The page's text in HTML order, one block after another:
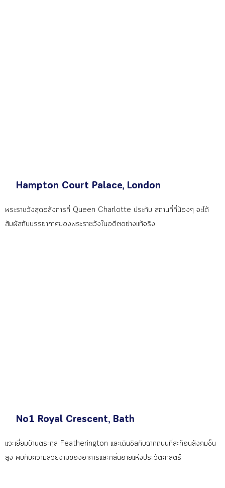
Hampton Court Palace, London
พระราชวังสุดอลังการที่ Queen Charlotte ประทับ สถานที่ที่น้องๆ จะได้
สัมผัสกับบรรยากาศของพระราชวังในอดีตอย่างแท้จริง
No1 Royal Crescent, Bath
แวะเยี่ยมบ้านตระกูล Featherington และเดินชิลกับฉากถนนที่สะท้อนสังคมชั้น
สูง พบกับความสวยงามของอาคารและกลิ่นอายแห่งประวัติศาสตร์